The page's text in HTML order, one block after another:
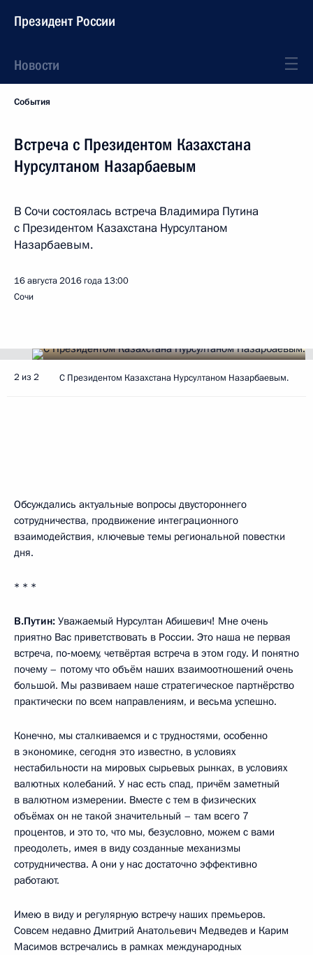
Президент России
Новости
События
Встреча с Президентом Казахстана
Нурсултаном Назарбаевым
В Сочи состоялась встреча Владимира Путина
с Президентом Казахстана Нурсултаном
Назарбаевым.
16 августа 2016 года 13:00
Сочи
2 из 2 С Президентом Казахстана Нурсултаном Назарбаевым.
Обсуждались актуальные вопросы двустороннего
сотрудничества, продвижение интеграционного
взаимодействия, ключевые темы региональной повестки
дня.
* * *
В.Путин: Уважаемый Нурсултан Абишевич! Мне очень
приятно Вас приветствовать в России. Это наша не первая
встреча, по‑моему, четвёртая встреча в этом году. И понятно
почему – потому что объём наших взаимоотношений очень
большой. Мы развиваем наше стратегическое партнёрство
практически по всем направлениям, и весьма успешно.
Конечно, мы сталкиваемся и с трудностями, особенно
в экономике, сегодня это известно, в условиях
нестабильности на мировых сырьевых рынках, в условиях
валютных колебаний. У нас есть спад, причём заметный
в валютном измерении. Вместе с тем в физических
объёмах он не такой значительный – там всего 7
процентов, и это то, что мы, безусловно, можем с вами
преодолеть, имея в виду созданные механизмы
сотрудничества. А они у нас достаточно эффективно
работают.
Имею в виду и регулярную встречу наших премьеров.
Совсем недавно Дмитрий Анатольевич Медведев и Карим
Масимов встречались в рамках международных